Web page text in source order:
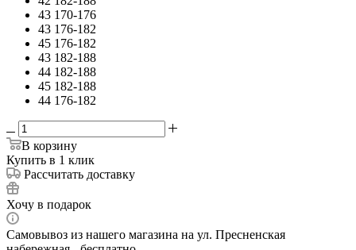
43 170-176
43 176-182
45 176-182
43 182-188
44 182-188
45 182-188
44 176-182
В корзину
Купить в 1 клик
Рассчитать доставку
Хочу в подарок
Самовывоз из нашего магазина на ул. Пресненская